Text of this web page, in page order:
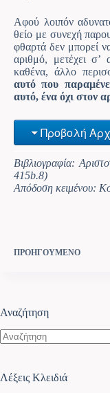
Αφού λοιπόν
θείο με συνεχή
φθαρτά δεν μπορεί
αριθμό, μετέχει
καθένα, άλλο
αυτό που
αυτό, ένα όχι στον
Προβολή
Βιβλιογραφία:
415b.8)
Απόδοση κειμένου:
ΠΡΟΗΓΟΥΜΕΝΟ
Αναζήτηση
Λέξεις Κλειδιά